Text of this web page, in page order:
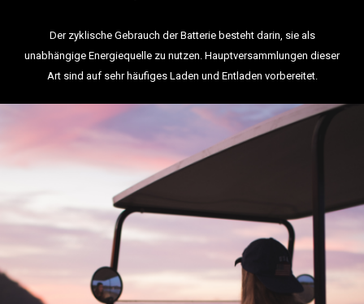
Der zyklische Gebrauch der Batterie besteht darin, sie als
unabhängige Energiequelle zu nutzen. Hauptversammlungen dieser
Art sind auf sehr häufiges Laden und Entladen vorbereitet.